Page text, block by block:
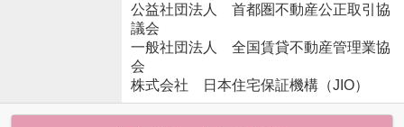
公益社団法人 首都圏不動産公正取引協
議会
一般社団法人 全国賃貸不動産管理業協
会
株式会社 日本住宅保証機構（JIO）